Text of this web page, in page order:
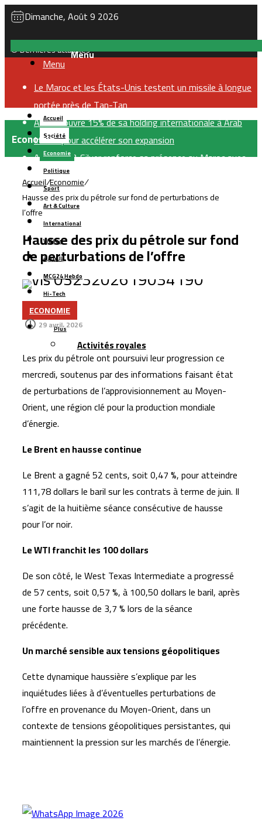
Dimanche, Août 9 2026
Dernières actualités
Le Maroc et les États-Unis testent un missile à longue
portée près de Tan-Tan
Akdital ouvre 15% de sa holding internationale à Arab
Invest pour accélérer son expansion
Aya Gold & Silver renforce sa présence au Maroc avec
l’acquisition de trois nouveaux projets miniers
Hausse des prix des carburants : les Marocains se
tournent davantage vers les voitures électriques et
hybrides
OCP accélère dans le dessalement : 410 millions de m³
d’eau par an
Boulemane : un projet de 251 MDH pour sécuriser
l’approvisionnement en eau potable
Six jeunes Marocains décrochent la 2ᵉ place mondiale
dans une compétition internationale de recherche
mathématique
Les transferts des Marocains d’Espagne dépassent
1,5 milliard d’euros
Nador West Med se prépare au lancement de ses
premières opérations commerciales
changement d’échelle
Menu
Accueil
Société
Economie
Politique
Sport
Art & Culture
International
Vidéos
بالعربية
MCG24 Hebdo
Hi-Tech
Contact
Plus
Activités royales
Economie
Accueil/Economie/
Hausse des prix du pétrole sur fond de perturbations de
l’offre
Hausse des prix du pétrole sur fond
de perturbations de l’offre
ECONOMIE
29 avril، 2026
Les prix du pétrole ont poursuivi leur progression ce
mercredi, soutenus par des informations faisant état
de perturbations de l’approvisionnement au Moyen-
Orient, une région clé pour la production mondiale
d’énergie.
Le Brent en hausse continue
Le Brenta gagné 52 cents, soit 0,47 %, pour atteindre
111,78 dollars le baril sur les contrats à terme de juin. Il
s’agit de la huitième séance consécutive de hausse
pour l’or noir.
Le WTI franchit les 100 dollars
De son côté, leWest Texas Intermediatea progressé
de 57 cents, soit 0,57 %, à 100,50 dollars le baril, après
une forte hausse de 3,7 % lors de la séance
précédente.
Un marché sensible aux tensions géopolitiques
Cette dynamique haussière s’explique par les
inquiétudes liées à d’éventuelles perturbations de
l’offre en provenance du Moyen-Orient, dans un
contexte de tensions géopolitiques persistantes, qui
maintiennent la pression sur les marchés de l’énergie.